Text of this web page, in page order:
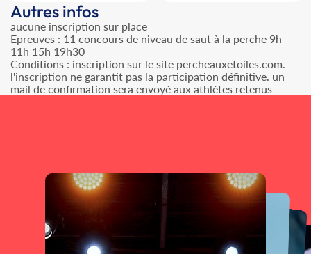
Autres infos
aucune inscription sur place
Epreuves : 11 concours de niveau de saut à la perche 9h
11h 15h 19h30
Conditions : inscription sur le site percheauxetoiles.com.
l'inscription ne garantit pas la participation définitive. un
mail de confirmation sera envoyé aux athlètes retenus